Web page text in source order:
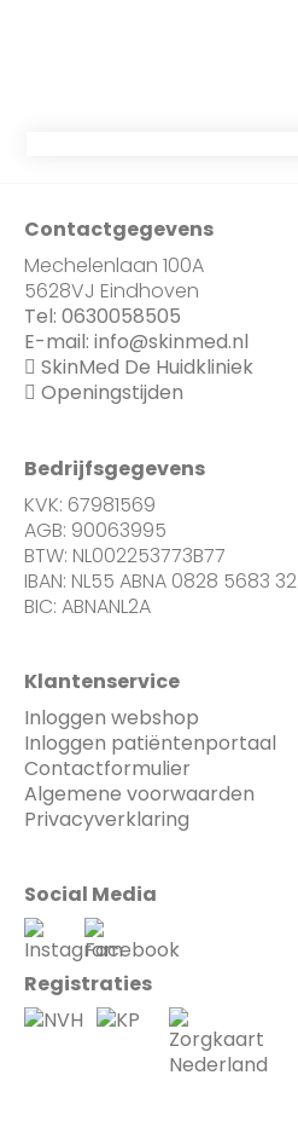
Contactgegevens
Mechelenlaan 100A
5628VJ Eindhoven
Tel: 0630058505
E-mail: info@skinmed.nl
SkinMed De Huidkliniek
Openingstijden
Bedrijfsgegevens
KVK: 67981569
AGB: 90063995
BTW: NL002253773B77
IBAN: NL55 ABNA 0828 5683 32
BIC: ABNANL2A
Klantenservice
Inloggen webshop
Inloggen patiëntenportaal
Contactformulier
Algemene voorwaarden
Privacyverklaring
Social Media
Registraties